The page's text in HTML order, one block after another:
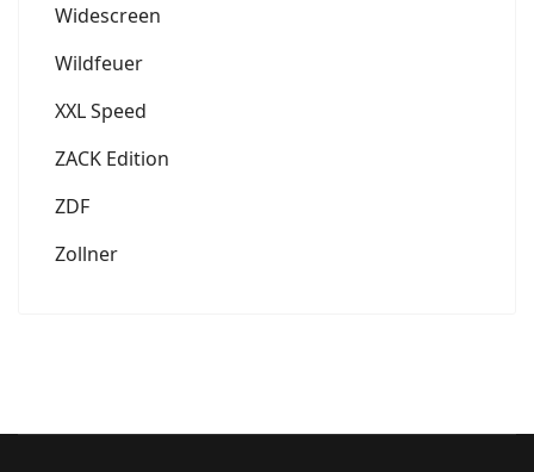
Widescreen
Wildfeuer
XXL Speed
ZACK Edition
ZDF
Zollner